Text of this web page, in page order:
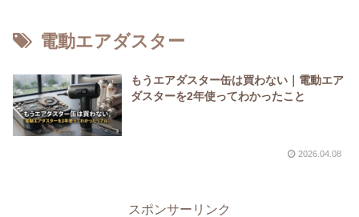
電動エアダスター
もうエアダスター缶は買わない｜電動エア
ダスターを2年使ってわかったこと
2026.04.08
スポンサーリンク